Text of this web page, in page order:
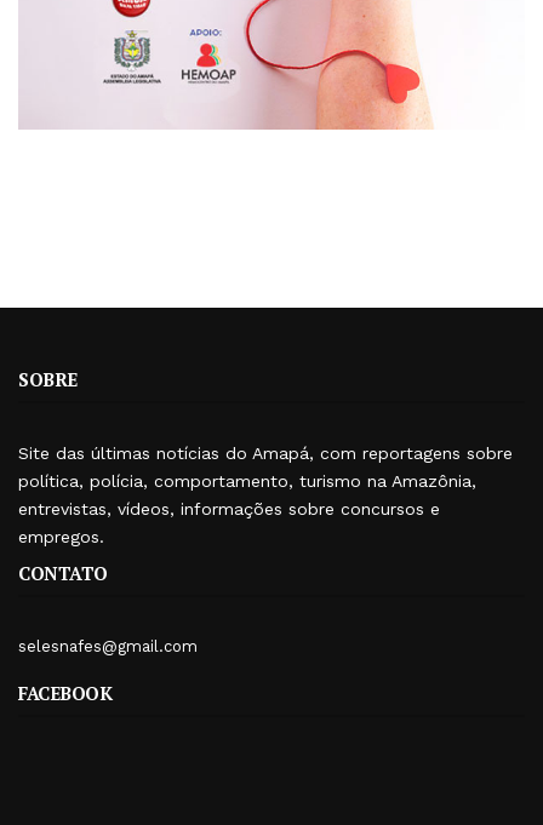
SOBRE
Site das últimas notícias do Amapá, com reportagens sobre
política, polícia, comportamento, turismo na Amazônia,
entrevistas, vídeos, informações sobre concursos e
empregos.
CONTATO
selesnafes@gmail.com
FACEBOOK